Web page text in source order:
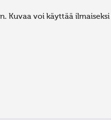
Kuvaa voi käyttää